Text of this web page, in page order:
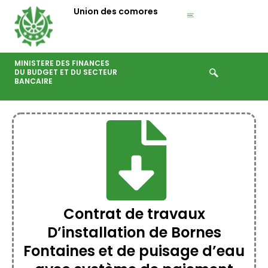
contenu
Union des comores
MINISTERE DES FINANCES
DU BUDGET ET DU SECTEUR
BANCAIRE
Contrat de travaux
D’installation de Bornes
Fontaines et de puisage d’eau